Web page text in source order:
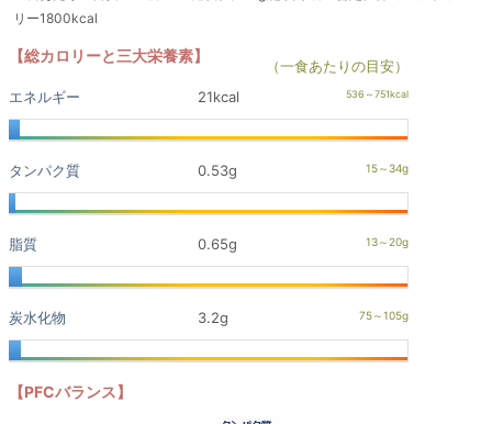
リー1800kcal
【総カロリーと三大栄養素】
（一食あたりの目安）
エネルギー
21kcal
タンパク質 0.53g
脂質 0.65g
炭水化物 3.2g
【PFCバランス】